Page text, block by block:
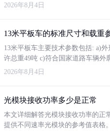
2026年8月4日
13米平板车的标准尺寸和载重
13米平板车主要技术参数包括: a)
许总重49吨 c)符合国家道路车辆外
2026年8月4日
光模块接收功率多少是正常
本文详细解答光模块接收功率的正
提供不同速率光模块的参考值表格